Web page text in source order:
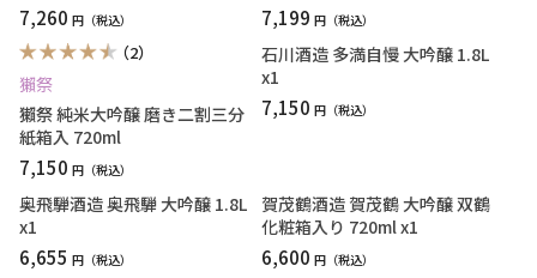
7,260 円 7,199 円
（2）
獺祭
獺祭 純米大吟醸 磨き二割三分
紙箱入 720ml
7,150 円
石川酒造 多満自慢 大吟醸 1.8L
x1
7,150 円
奥飛騨酒造 奥飛騨 大吟醸 1.8L
x1
6,655 円
賀茂鶴酒造 賀茂鶴 大吟醸 双鶴
化粧箱入り 720ml x1
6,600 円